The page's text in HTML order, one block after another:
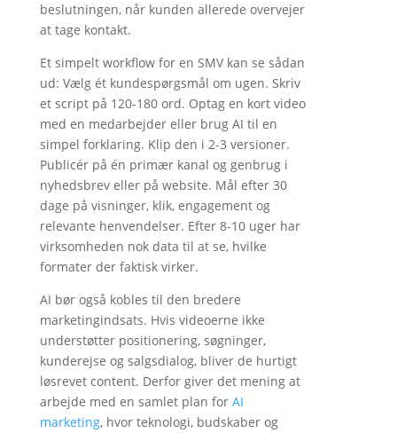
beslutningen, når kunden allerede overvejer
at tage kontakt.
Et simpelt workflow for en SMV kan se sådan
ud: Vælg ét kundespørgsmål om ugen. Skriv
et script på 120-180 ord. Optag en kort video
med en medarbejder eller brug AI til en
simpel forklaring. Klip den i 2-3 versioner.
Publicér på én primær kanal og genbrug i
nyhedsbrev eller på website. Mål efter 30
dage på visninger, klik, engagement og
relevante henvendelser. Efter 8-10 uger har
virksomheden nok data til at se, hvilke
formater der faktisk virker.
AI bør også kobles til den bredere
marketingindsats. Hvis videoerne ikke
understøtter positionering, søgninger,
kunderejse og salgsdialog, bliver de hurtigt
løsrevet content. Derfor giver det mening at
arbejde med en samlet plan for AI
marketing, hvor teknologi, budskaber og